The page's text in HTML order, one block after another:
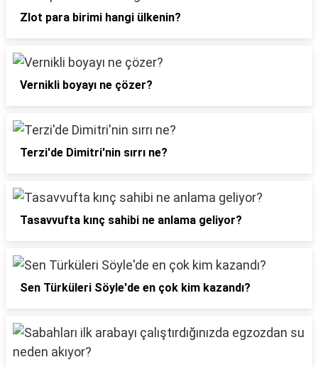
Zlot para birimi hangi ülkenin?
Vernikli boyayı ne çözer?
Terzi'de Dimitri'nin sırrı ne?
Tasavvufta kınç sahibi ne anlama geliyor?
Sen Türküleri Söyle'de en çok kim kazandı?